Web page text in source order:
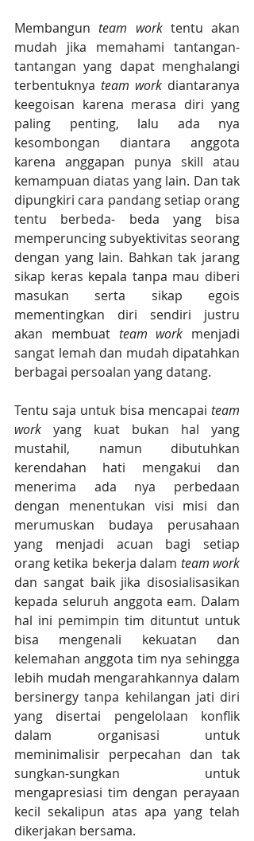
Membangun team work tentu akan
mudah jika memahami tantangan-
tantangan yang dapat menghalangi
terbentuknya team work diantaranya
keegoisan karena merasa diri yang
paling penting, lalu ada nya
kesombongan diantara anggota
karena anggapan punya skill atau
kemampuan diatas yang lain. Dan tak
dipungkiri cara pandang setiap orang
tentu berbeda- beda yang bisa
memperuncing subyektivitas seorang
dengan yang lain. Bahkan tak jarang
sikap keras kepala tanpa mau diberi
masukan serta sikap egois
mementingkan diri sendiri justru
akan membuat team work menjadi
sangat lemah dan mudah dipatahkan
berbagai persoalan yang datang.
Tentu saja untuk bisa mencapai team
work yang kuat bukan hal yang
mustahil, namun dibutuhkan
kerendahan hati mengakui dan
menerima ada nya perbedaan
dengan menentukan visi misi dan
merumuskan budaya perusahaan
yang menjadi acuan bagi setiap
orang ketika bekerja dalam team work
dan sangat baik jika disosialisasikan
kepada seluruh anggota eam. Dalam
hal ini pemimpin tim dituntut untuk
bisa mengenali kekuatan dan
kelemahan anggota tim nya sehingga
lebih mudah mengarahkannya dalam
bersinergy tanpa kehilangan jati diri
yang disertai pengelolaan konflik
dalam organisasi untuk
meminimalisir perpecahan dan tak
sungkan-sungkan untuk
mengapresiasi tim dengan perayaan
kecil sekalipun atas apa yang telah
dikerjakan bersama.